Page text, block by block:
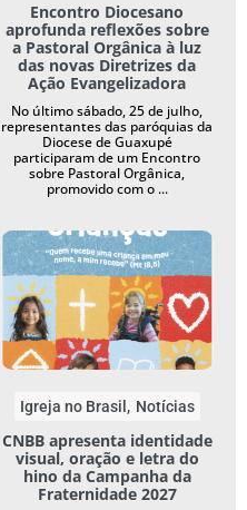
Encontro Diocesano
aprofunda reflexões sobre
a Pastoral Orgânica à luz
das novas Diretrizes da
Ação Evangelizadora
No último sábado, 25 de julho,
representantes das paróquias da
Diocese de Guaxupé
participaram de um Encontro
sobre Pastoral Orgânica,
promovido com o ...
Igreja no Brasil Notícias
CNBB apresenta identidade
visual, oração e letra do
hino da Campanha da
Fraternidade 2027